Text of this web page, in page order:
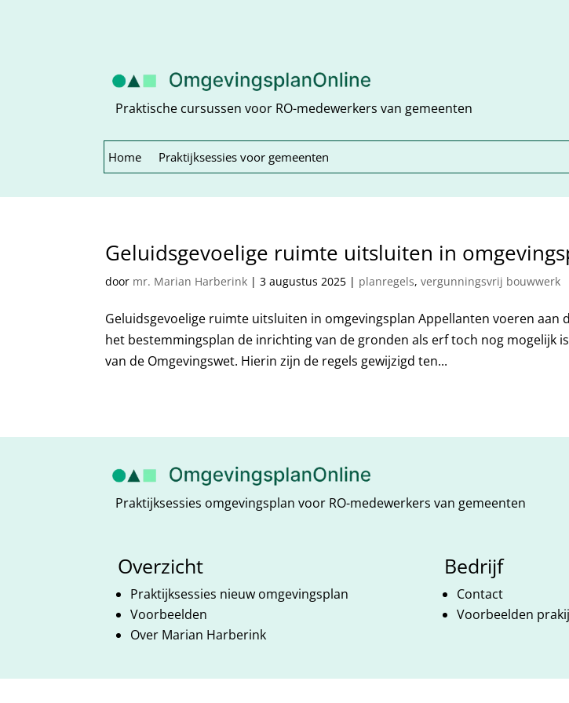
Praktische cursussen voor RO-medewerkers van gemeenten
Home Praktijksessies voor gemeenten
Geluidsgevoelige ruimte uitsluiten in
door mr. Marian Harberink |3 augustus 2025 | planregels,vergunningsvrij bouwwerk
Geluidsgevoelige ruimte uitsluiten in omgevingsplan Appellanten voeren aan
het bestemmingsplan de inrichting van de gronden als erf toch nog mogelijk
van de Omgevingswet. Hierin zijn de regels gewijzigd ten...
Praktijksessies omgevingsplan voor RO-medewerkers van gemeenten
Overzicht
Praktijksessies nieuw omgevingsplan
Voorbeelden
Over Marian Harberink
Bedrijf
Contact
Voorbeelden